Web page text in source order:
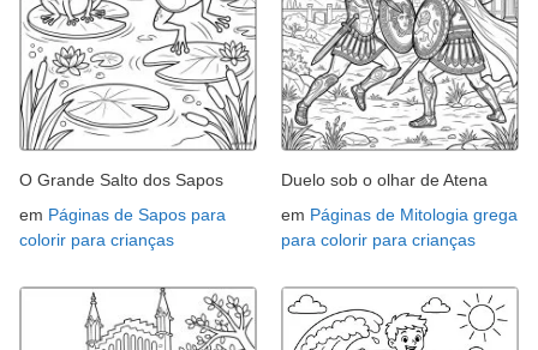
O Grande Salto dos Sapos
em Páginas de Sapos para
colorir para crianças
Duelo sob o olhar de Atena
em Páginas de Mitologia grega
para colorir para crianças